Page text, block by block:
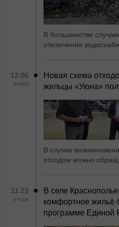
В большинстве
отключения
12:06
вчера
Новая схема
жильцы «Уюна»
В случае
отходом можно
11:23
вчера
В селе
комфортное жильё
программе Единой